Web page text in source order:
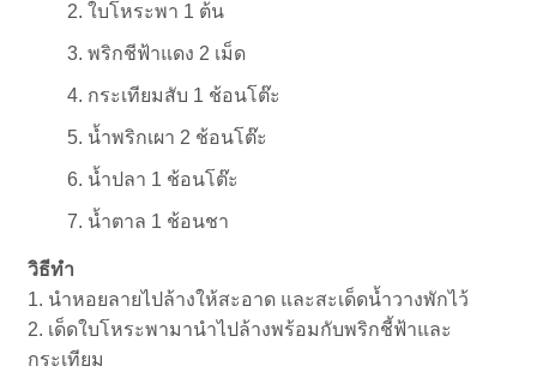
ใบโหระพา 1 ต้น
พริกชีฟ้าแดง 2 เม็ด
กระเทียมสับ 1 ช้อนโต๊ะ
น้ำพริกเผา 2 ช้อนโต๊ะ
น้ำปลา 1 ช้อนโต๊ะ
น้ำตาล 1 ช้อนชา
วิธีทำ
1. นำหอยลายไปล้างให้สะอาด และสะเด็ดน้ำวางพักไว้
2. เด็ดใบโหระพามานำไปล้างพร้อมกับพริกชี้ฟ้าและ
กระเทียม